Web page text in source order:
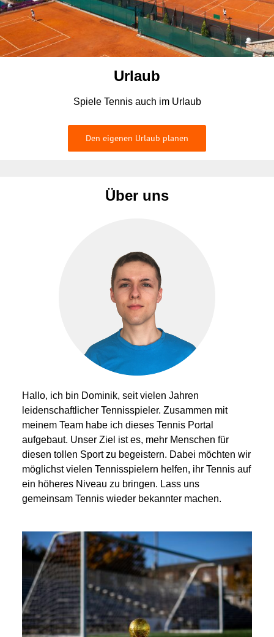
Urlaub
Spiele Tennis auch im Urlaub
Den eigenen Urlaub planen
Über uns
Hallo, ich bin Dominik, seit vielen Jahren
leidenschaftlicher Tennisspieler. Zusammen mit
meinem Team habe ich dieses Tennis Portal
aufgebaut. Unser Ziel ist es, mehr Menschen für
diesen tollen Sport zu begeistern. Dabei möchten wir
möglichst vielen Tennisspielern helfen, ihr Tennis auf
ein höheres Niveau zu bringen. Lass uns
gemeinsam Tennis wieder bekannter machen.